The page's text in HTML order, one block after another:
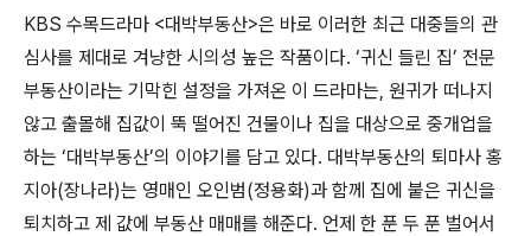
KBS 수목드라마 <대박부동산>은 바로 이러한 최근 대중들의 관
심사를 제대로 겨냥한 시의성 높은 작품이다. ‘귀신 들린 집’ 전문
부동산이라는 기막힌 설정을 가져온 이 드라마는, 원귀가 떠나지
않고 출몰해 집값이 뚝 떨어진 건물이나 집을 대상으로 중개업을
하는 ‘대박부동산’의 이야기를 담고 있다. 대박부동산의 퇴마사 홍
지아(장나라)는 영매인 오인범(정용화)과 함께 집에 붙은 귀신을
퇴치하고 제 값에 부동산 매매를 해준다. 언제 한 푼 두 푼 벌어서